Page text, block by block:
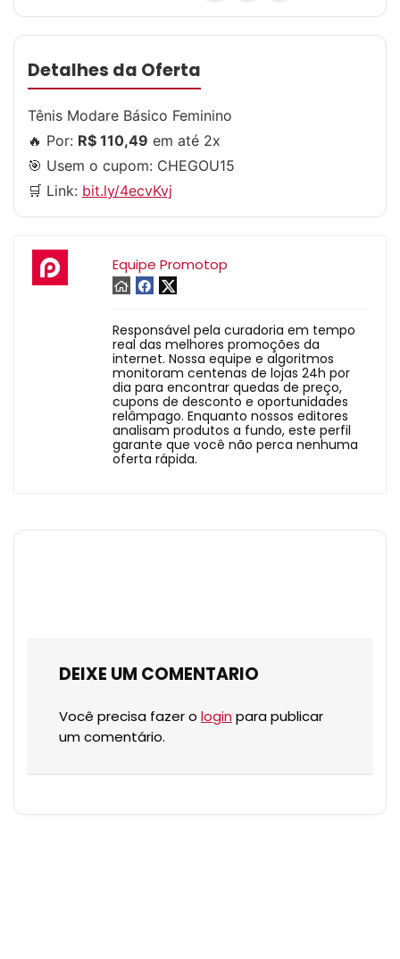
Detalhes da Oferta
Tênis Modare Básico Feminino
🔥 Por: R$ 110,49 em até 2x
🎯 Usem o cupom: CHEGOU15
🛒 Link: bit.ly/4ecvKvj
Equipe Promotop
Responsável pela curadoria em tempo
real das melhores promoções da
internet. Nossa equipe e algoritmos
monitoram centenas de lojas 24h por
dia para encontrar quedas de preço,
cupons de desconto e oportunidades
relâmpago. Enquanto nossos editores
analisam produtos a fundo, este perfil
garante que você não perca nenhuma
oferta rápida.
DEIXE UM COMENTARIO
Você precisa fazer o login para publicar
um comentário.